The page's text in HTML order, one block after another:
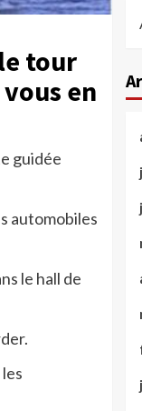
tour
en
guidée
automobiles
le hall de